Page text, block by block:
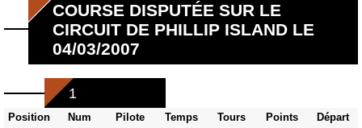
COURSE DISPUTÉE SUR LE
CIRCUIT DE PHILLIP ISLAND LE
04/03/2007
1
Position Num Pilote Temps Tours Points Départ